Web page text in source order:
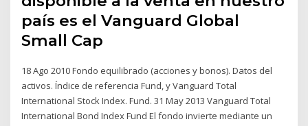
país es el Vanguard Global
Small Cap
18 Ago 2010 Fondo equilibrado (acciones y bonos). Datos del
activos. Índice de referencia Fund, y Vanguard Total
International Stock Index. Fund. 31 May 2013 Vanguard Total
International Bond Index Fund El fondo invierte mediante un